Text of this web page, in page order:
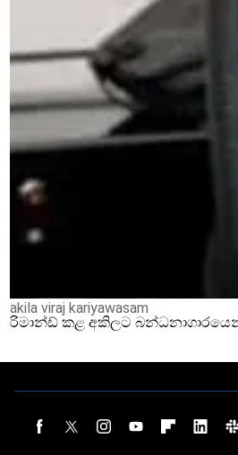
akila viraj kariyawasam
රිමාන්ඩ් කළ අකිලට